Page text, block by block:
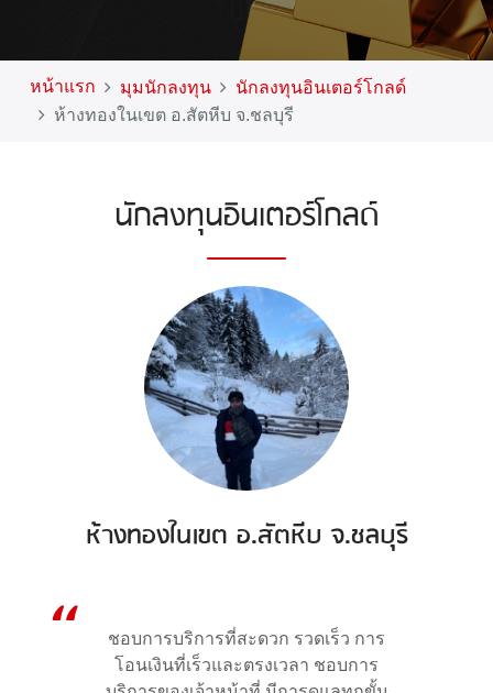
หน้าแรก มุมนักลงทุน
นักลงทุนอินเตอร์โกลด์
ห้างทองในเขต อ.สัตหีบ จ.ชลบุรี
นักลงทุนอินเตอร์โกลด์
ห้างทองในเขต อ.สัตหีบ จ.ชลบุรี
ชอบการบริการที่สะดวก รวดเร็ว การ
โอนเงินที่เร็วและตรงเวลา ชอบการ